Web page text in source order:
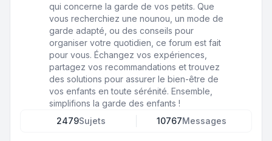
qui concerne la garde de vos petits. Que
vous recherchiez une nounou, un mode de
garde adapté, ou des conseils pour
organiser votre quotidien, ce forum est fait
pour vous. Échangez vos expériences,
partagez vos recommandations et trouvez
des solutions pour assurer le bien-être de
vos enfants en toute sérénité. Ensemble,
simplifions la garde des enfants !
2479Sujets 10767Messages